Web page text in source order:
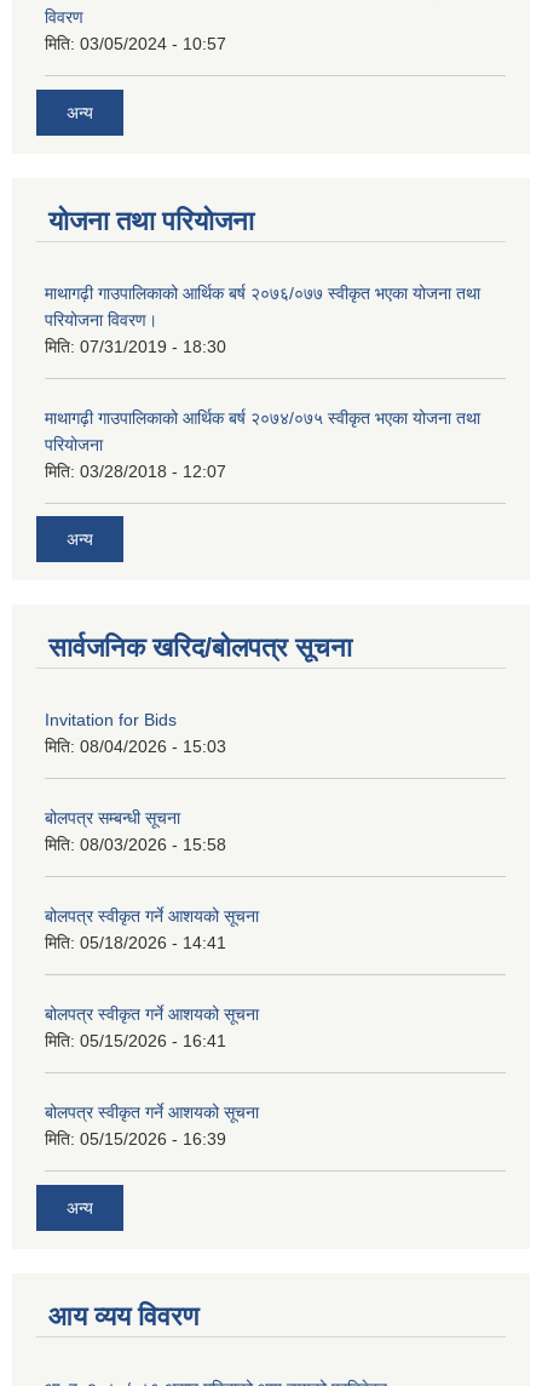
विवरण
मिति: 03/05/2024 - 10:57
अन्य
योजना तथा परियोजना
माथागढ़ी गाउपालिकाको आर्थिक बर्ष २०७६/०७७ स्वीकृत भएका योजना तथा
परियोजना विवरण।
मिति: 07/31/2019 - 18:30
माथागढ़ी गाउपालिकाको आर्थिक बर्ष २०७४/०७५ स्वीकृत भएका योजना तथा
परियोजना
मिति: 03/28/2018 - 12:07
अन्य
सार्वजनिक खरिद/बोलपत्र सूचना
Invitation for Bids
मिति: 08/04/2026 - 15:03
बोलपत्र सम्बन्धी सूचना
मिति: 08/03/2026 - 15:58
बोलपत्र स्वीकृत गर्ने आशयको सूचना
मिति: 05/18/2026 - 14:41
बोलपत्र स्वीकृत गर्ने आशयको सूचना
मिति: 05/15/2026 - 16:41
बोलपत्र स्वीकृत गर्ने आशयको सूचना
मिति: 05/15/2026 - 16:39
अन्य
आय व्यय विवरण